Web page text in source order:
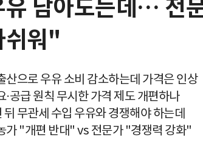
유 남아도는데… 전
쉬워"
산으로 우유 소비 감소하는데 가격은 인상
⋅공급 원칙 무시한 가격 제도 개편하나
뒤 무관세 수입 우유와 경쟁해야 하는데
가 "개편 반대" vs 전문가 "경쟁력 강화"